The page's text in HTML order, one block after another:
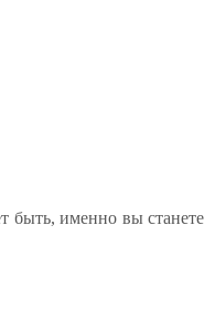
быть, именно вы станете